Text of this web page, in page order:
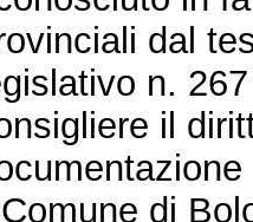
dal
n.
il
di